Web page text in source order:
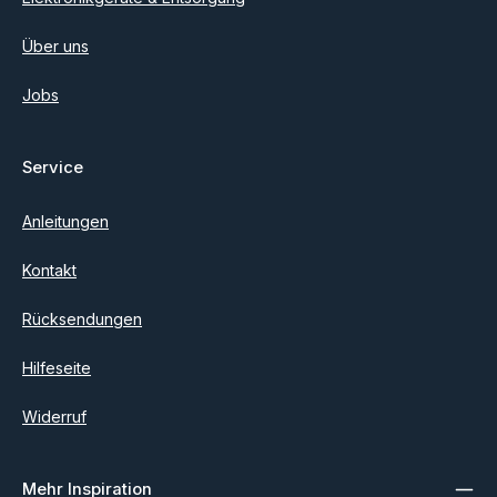
Über uns
Jobs
Service
Anleitungen
Kontakt
Rücksendungen
Hilfeseite
Widerruf
Mehr Inspiration